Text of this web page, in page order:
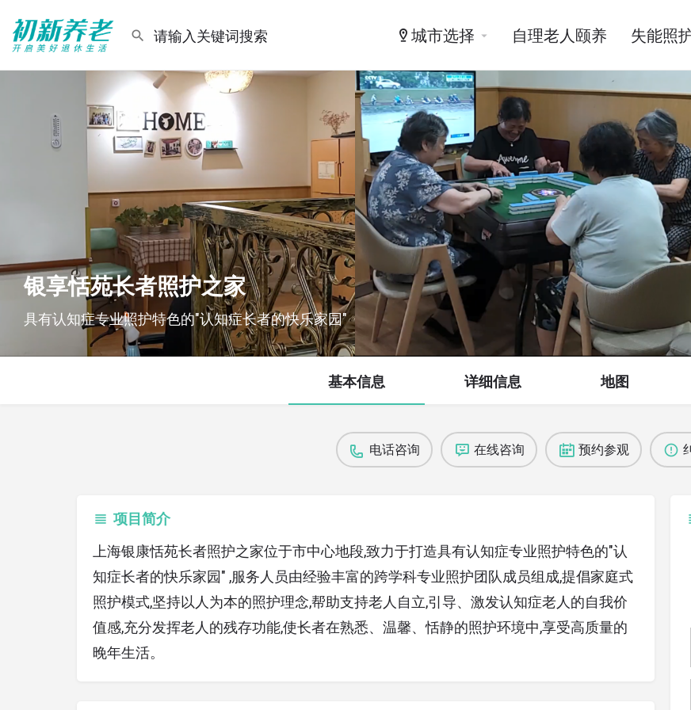
城市选择 自理老人颐养 失能照
银享恬苑长者照护之家
具有认知症专业照护特色的"认知症长者的快乐家园"
基本信息 详细信息 地图
电话咨询 在线咨询 预约参观
项目简介
上海银康恬苑长者照护之家位于市中心地段,致力于打造具有认知症专业照护特色的"认
知症长者的快乐家园" ,服务人员由经验丰富的跨学科专业照护团队成员组成,提倡家庭式
照护模式,坚持以人为本的照护理念,帮助支持老人自立,引导、激发认知症老人的自我价
值感,充分发挥老人的残存功能,使长者在熟悉、温馨、恬静的照护环境中,享受高质量的
晚年生活。